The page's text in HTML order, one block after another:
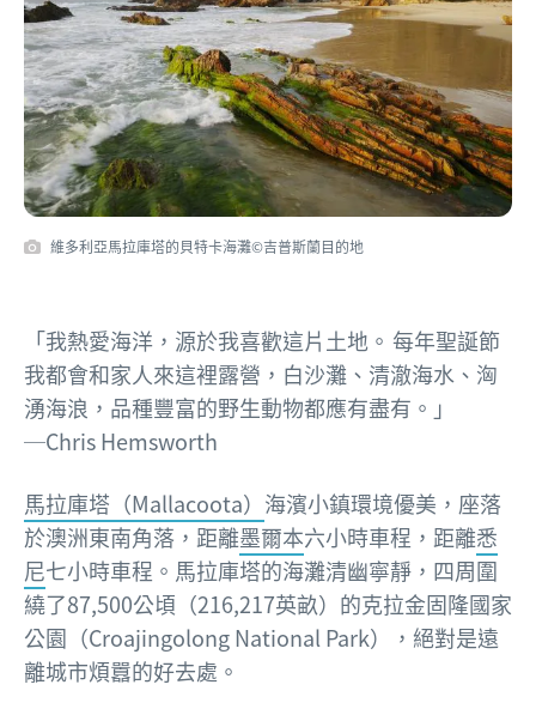
維多利亞馬拉庫塔的貝特卡海灘©吉普斯蘭目的地
「我熱愛海洋，源於我喜歡這片土地。 每年聖誕節
我都會和家人來這裡露營，白沙灘、清澈海水、洶
湧海浪，品種豐富的野生動物都應有盡有。」
─Chris Hemsworth
馬拉庫塔（Mallacoota） 海濱小鎮環境優美，座落
於澳洲東南角落，距離墨爾本六小時車程，距離悉
尼七小時車程。馬拉庫塔的海灘清幽寧靜，四周圍
繞了87,500公頃（216,217英畝）的克拉金固隆國家
公園（Croajingolong National Park），絕對是遠
離城市煩囂的好去處。